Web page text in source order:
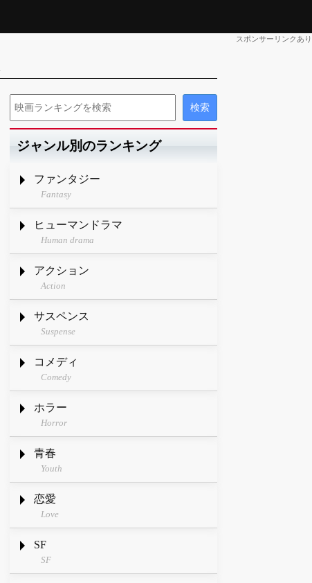
スポンサーリンクあり
ジャンル別のランキング
ファンタジー
Fantasy
ヒューマンドラマ
Human drama
アクション
Action
サスペンス
Suspense
コメディ
Comedy
ホラー
Horror
青春
Youth
恋愛
Love
SF
SF